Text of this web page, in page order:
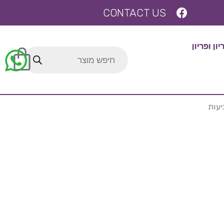
CONTACT US
ופריון